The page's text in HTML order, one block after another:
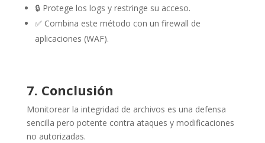
🔒 Protege los logs y restringe su acceso.
✅ Combina este método con un firewall de
aplicaciones (WAF).
7. Conclusión
Monitorear la integridad de archivos es una defensa
sencilla pero potente contra ataques y modificaciones
no autorizadas.